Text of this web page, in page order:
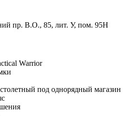
пр. В.О., 85, лит. У, пом. 95Н
Warrior
под однорядный магазин